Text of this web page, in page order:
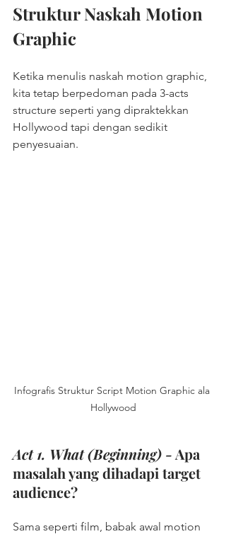
Struktur Naskah Motion
Graphic
Ketika menulis naskah motion graphic,
kita tetap berpedoman pada 3-acts
structure seperti yang dipraktekkan
Hollywood tapi dengan sedikit
penyesuaian.
Infografis Struktur Script Motion Graphic ala
Hollywood
Act 1. What (Beginning) - Apa
masalah yang dihadapi target
audience?
Sama seperti film, babak awal motion